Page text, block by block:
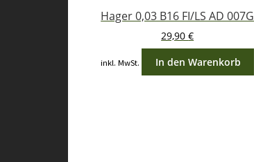
Hager 0,03 B16 FI/LS AD 007G
29,90€
inkl. MwSt. In den Warenkorb